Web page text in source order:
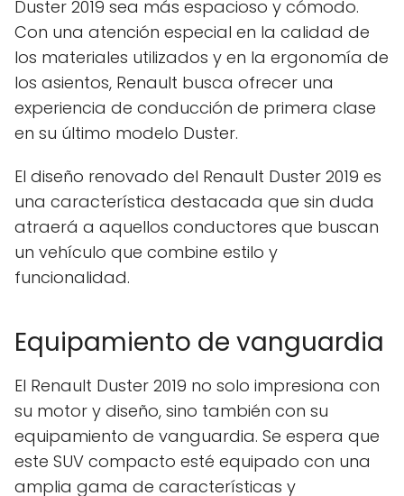
Duster 2019 sea más espacioso y cómodo.
Con una atención especial en la calidad de
los materiales utilizados y en la ergonomía de
los asientos, Renault busca ofrecer una
experiencia de conducción de primera clase
en su último modelo Duster.
El diseño renovado del Renault Duster 2019 es
una característica destacada que sin duda
atraerá a aquellos conductores que buscan
un vehículo que combine estilo y
funcionalidad.
Equipamiento de vanguardia
El Renault Duster 2019 no solo impresiona con
su motor y diseño, sino también con su
equipamiento de vanguardia. Se espera que
este SUV compacto esté equipado con una
amplia gama de características y